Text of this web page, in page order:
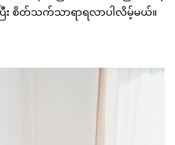
း စိတ်သက်သာရာရလာပါလိမ့်မယ်။